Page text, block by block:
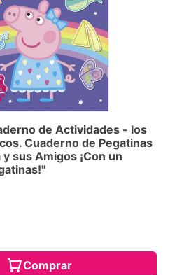
de Actividades - los
Cuaderno de Pegatinas
sus Amigos ¡Con un
Comprar